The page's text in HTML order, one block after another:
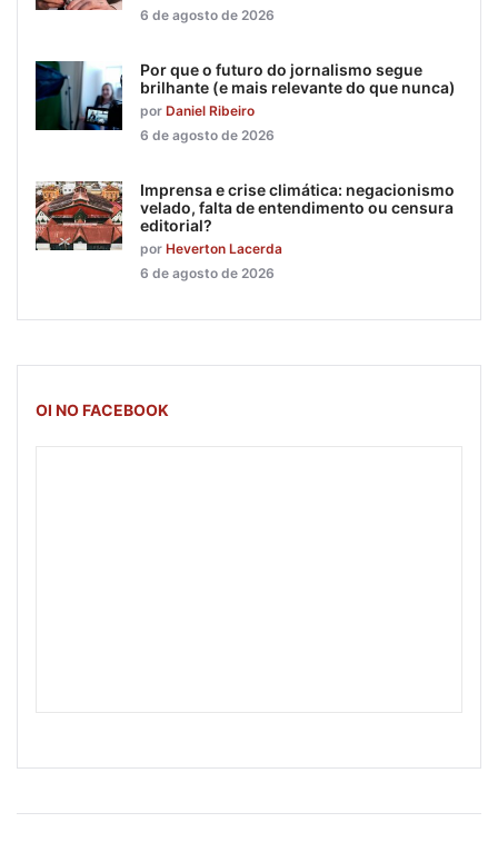
6 de agosto de 2026
Por que o futuro do jornalismo segue
brilhante (e mais relevante do que nunca)
por Daniel Ribeiro
6 de agosto de 2026
Imprensa e crise climática: negacionismo
velado, falta de entendimento ou censura
editorial?
por Heverton Lacerda
6 de agosto de 2026
OI NO FACEBOOK